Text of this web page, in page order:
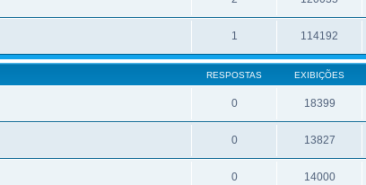
1 114192
RESPOSTAS EXIBIÇÕES
0 18399
0 13827
0 14000